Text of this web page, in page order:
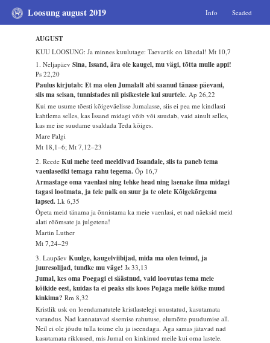
Loosung august 2019 Info Seaded
AUGUST
KUU LOOSUNG: Ja minnes kuulutage: Taevariik on lähedal!Mt 10,7
1. NeljapäevSina, Issand, ära ole kaugel, mu vägi, tõtta mulle appi!
Ps 22,20
Paulus kirjutab: Et ma olen Jumalalt abi saanud tänase päevani,
siis ma seisan, tunnistades nii pisikestele kui suurtele.Ap 26,22
Kui me usume tõesti kõigeväelisse Jumalasse, siis ei pea me kindlasti
kahtlema selles, kas Issand midagi võib või suudab, vaid ainult selles,
kas me ise suudame usaldada Teda kõiges.
Mare Palgi
Mt 18,1–6; Mt 7,12–23
2. ReedeKui mehe teed meeldivad Issandale, siis ta paneb tema
vaenlasedki temaga rahu tegema.Õp 16,7
Armastage oma vaenlasi ning tehke head ning laenake ilma midagi
tagasi lootmata, ja teie palk on suur ja te olete Kõigekõrgema
lapsed.Lk 6,35
Õpeta meid tänama ja õnnistama ka meie vaenlasi, et nad näeksid meid
alati rõõmsate ja julgetena!
Martin Luther
Mt 7,24–29
3. LaupäevKuulge, kaugelviibijad, mida ma olen teinud, ja
juuresolijad, tundke mu väge!Js 33,13
Jumal, kes oma Poegagi ei säästnud, vaid loovutas tema meie
kõikide eest, kuidas ta ei peaks siis koos Pojaga meile kõike muud
kinkima?Rm 8,32
Kristlik usk on loendamatutele kristlastelegi unustatud, kasutamata
varandus. Nad kannatavad sisemise rahutuse, elumõtte puudumise all.
Neil ei ole jõudu tulla toime elu ja iseendaga. Aga samas jätavad nad
kasutamata rikkused, mis Jumal on kinkinud meile kui oma lastele.